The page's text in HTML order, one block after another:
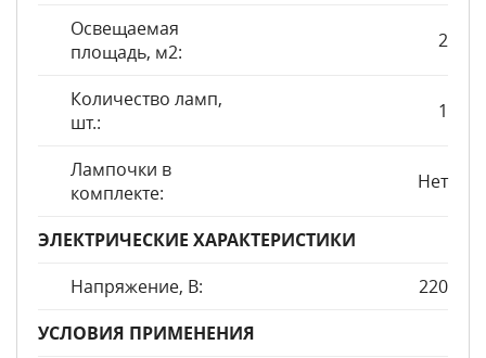
Освещаемая
площадь, м2:
2
Количество ламп,
шт.:
1
Лампочки в
комплекте:
Нет
ЭЛЕКТРИЧЕСКИЕ ХАРАКТЕРИСТИКИ
Напряжение, В:
220
УСЛОВИЯ ПРИМЕНЕНИЯ